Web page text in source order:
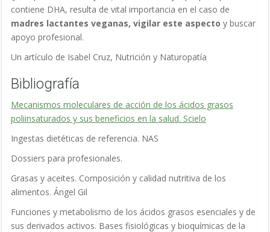
contiene DHA, resulta de vital importancia en el caso de
madres lactantes veganas, vigilar este aspecto y buscar
apoyo profesional.
Un artículo de Isabel Cruz, Nutrición y Naturopatía
Bibliografía
Mecanismos moleculares de acción de los ácidos grasos
poliinsaturados y sus beneficios en la salud. Scielo
Ingestas dietéticas de referencia. NAS
Dossiers para profesionales.
Grasas y aceites. Composición y calidad nutritiva de los
alimentos. Ángel Gil
Funciones y metabolismo de los ácidos grasos esenciales y de
sus derivados activos. Bases fisiológicas y bioquímicas de la